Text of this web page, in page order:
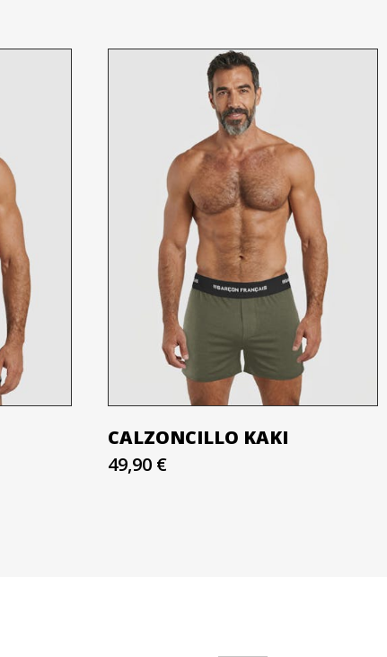
CALZONCILLO KAKI
49,90 €